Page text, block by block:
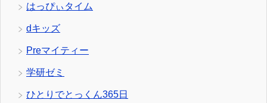
はっぴぃタイム
dキッズ
Preマイティー
学研ゼミ
ひとりでとっくん365日